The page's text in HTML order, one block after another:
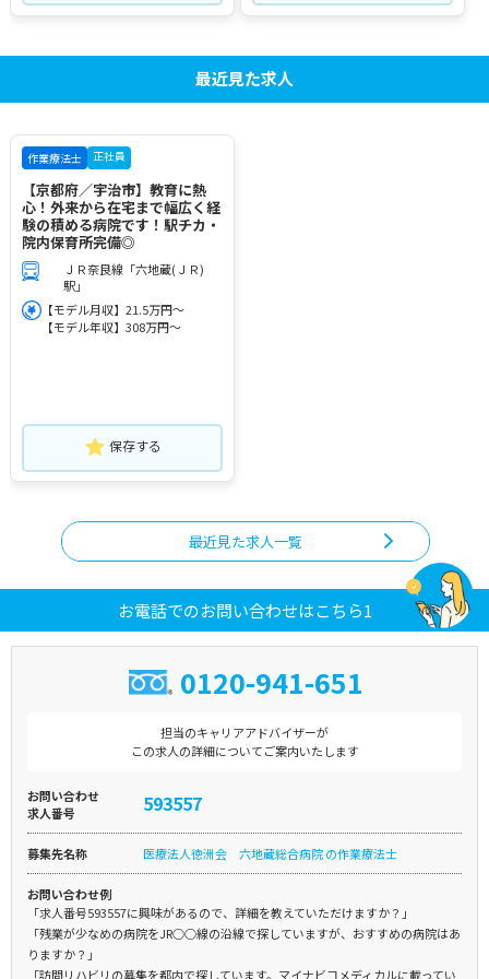
最近見た求人
作業療法士 正社員
【京都府／宇治市】教育に熱
心！外来から在宅まで幅広く経
験の積める病院です！駅チカ・
院内保育所完備◎
ＪＲ奈良線「六地蔵(ＪＲ)
駅」
【モデル月収】21.5万円～
【モデル年収】308万円～
保存する
最近見た求人一覧
お電話でのお問い合わせはこちら1
0120-941-651
担当のキャリアアドバイザーが
この求人の詳細についてご案内いたします
お問い合わせ
求人番号
593557
募集先名称 医療法人徳洲会 六地蔵総合病院 の作業療法士
お問い合わせ例
「求人番号593557に興味があるので、詳細を教えていただけますか？」
「残業が少なめの病院をJR○○線の沿線で探していますが、おすすめの病院はあ
りますか？」
「訪問リハビリの募集を都内で探しています。マイナビコメディカルに載ってい